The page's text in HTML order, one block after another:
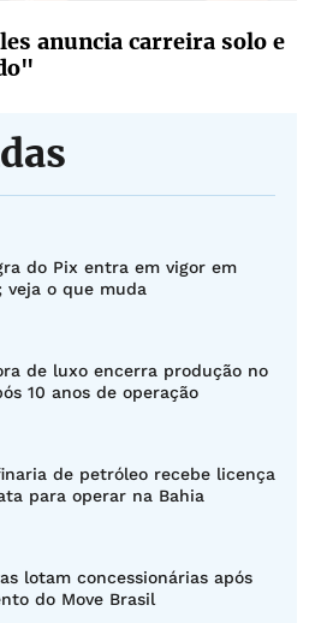
anuncia carreira solo e
do Pix entra em vigor em
veja o que muda
de luxo encerra produção no
10 anos de operação
de petróleo recebe licença
para operar na Bahia
lotam concessionárias após
do Move Brasil